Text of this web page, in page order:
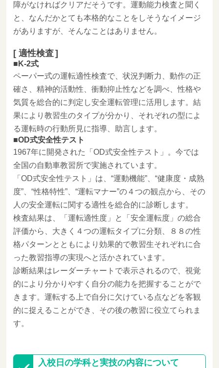
障がなければクリアだそうです。運動能力検査と聞く
と、なんだかとても本格的なことをしそうなイメージ
がありますが、そんなことはありません。
適性検査
K-2式
ペーパー式の運転適性検査で、状況判断力、動作の正
確さ、精神的活動性、衝動抑止性などを調べ、性格や
気質を総合的に判定し安全運転管理に活用します。結
果により教習生のタイプが分かり、それぞれの型によ
る運転時の行動所見に指導、助言します。
OD式安全性テスト
1967年に開発された「OD式安全性テスト」。今では
全国の自動車教習所で実施されています。
「OD式安全性テスト」は、“運動機能”、“健康度・成熟
度”、“性格特性”、“運転マナー”の４つの観点から、その
人の安全運転に関する適性を総合的に診断します。
検査結果は、「運転適性度」と「安全運転度」の総合
評価から、大きく４つの運転タイプに分類、８８の性
格パターンとともにより効果的で教習生それぞれに合
った教習指導の実現へと活かされています。
診断結果はレーダーチャートで表示されるので、視覚
的により分かりやすく自分の能力を把握することがで
きます。運転する上で自分に欠けている点などを客観
的に捉えることができ、その後の教習に役立てられま
す。
入校日の学科と実技の内容について